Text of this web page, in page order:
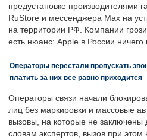
предустановке производителями
RuStore и мессенджера Max на
на территории РФ. Компании
есть нюанс: Apple в России ничего
Операторы перестали пропускать
платить за них все равно приходится
Операторы связи начали
лиц без маркировки и массовые
вызовы, на которые не заключены
словам экспертов, вызов при этом